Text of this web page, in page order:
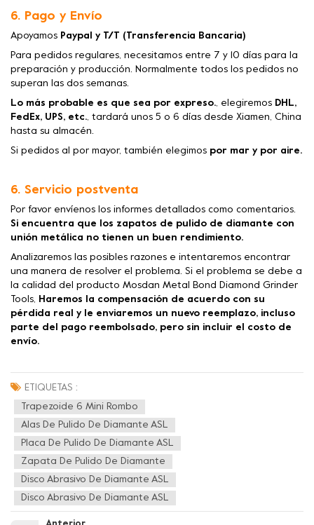
6. Pago y Envío
Apoyamos Paypal y T/T (Transferencia Bancaria)
Para pedidos regulares, necesitamos entre 7 y 10 días para la
preparación y producción. Normalmente todos los pedidos no
superan las dos semanas.
Lo más probable es que sea por expreso., elegiremos DHL,
FedEx, UPS, etc., tardará unos 5 o 6 días desde Xiamen, China
hasta su almacén.
Si pedidos al por mayor, también elegimos por mar y por aire.
6. Servicio postventa
Por favor envíenos los informes detallados como comentarios.
Si encuentra que los zapatos de pulido de diamante con
unión metálica no tienen un buen rendimiento.
Analizaremos las posibles razones e intentaremos encontrar
una manera de resolver el problema. Si el problema se debe a
la calidad del producto Mosdan Metal Bond Diamond Grinder
Tools, Haremos la compensación de acuerdo con su
pérdida real y le enviaremos un nuevo reemplazo, incluso
parte del pago reembolsado, pero sin incluir el costo de
envío.
ETIQUETAS :
Trapezoide 6 Mini Rombo
Alas De Pulido De Diamante ASL
Placa De Pulido De Diamante ASL
Zapata De Pulido De Diamante
Disco Abrasivo De Diamante ASL
Disco Abrasivo De Diamante ASL